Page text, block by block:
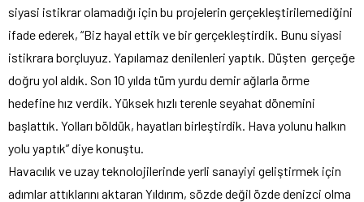
siyasi istikrar olamadığı için bu projelerin gerçekleştirilemediğini
ifade ederek, “Biz hayal ettik ve bir gerçekleştirdik. Bunu siyasi
istikrara borçluyuz. Yapılamaz denilenleri yaptık. Düşten gerçeğe
doğru yol aldık. Son 10 yılda tüm yurdu demir ağlarla örme
hedefine hız verdik. Yüksek hızlı terenle seyahat dönemini
başlattık. Yolları böldük, hayatları birleştirdik. Hava yolunu halkın
yolu yaptık” diye konuştu.
Havacılık ve uzay teknolojilerinde yerli sanayiyi geliştirmek için
adımlar attıklarını aktaran Yıldırım, sözde değil özde denizci olma